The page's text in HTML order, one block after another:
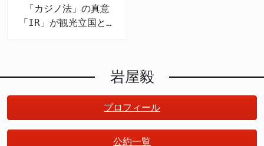
「カジノ法」の真意
「IR」が観光立国と地
岩屋毅
プロフィール
公約一覧